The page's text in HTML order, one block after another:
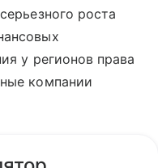
роста
у регионов права
компании